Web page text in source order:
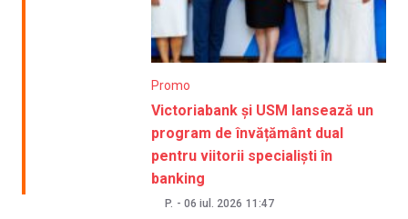
Promo
Victoriabank și USM lansează un
program de învățământ dual
pentru viitorii specialiști în
banking
P. - 06 iul. 2026 11:47